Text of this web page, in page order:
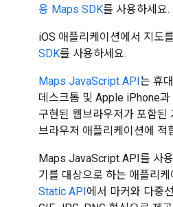
용 Maps SDK를 사용하세요.
iOS 애플리케이션에서 지도
SDK를 사용하세요.
Maps JavaScript API는 휴
데스크톱 및 Apple iPhone
구현된 웹브라우저가 포함된
브라우저 애플리케이션에 적
Maps JavaScript API를 사
기를 대상으로 하는 애플리
Static API에서 마커와 다중